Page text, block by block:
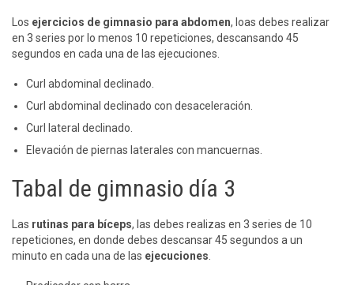
Los ejercicios de gimnasio para abdomen, loas debes realizar
en 3 series por lo menos 10 repeticiones, descansando 45
segundos en cada una de las ejecuciones.
Curl abdominal declinado.
Curl abdominal declinado con desaceleración.
Curl lateral declinado.
Elevación de piernas laterales con mancuernas.
Tabal de gimnasio día 3
Las rutinas para bíceps, las debes realizas en 3 series de 10
repeticiones, en donde debes descansar 45 segundos a un
minuto en cada una de las ejecuciones.